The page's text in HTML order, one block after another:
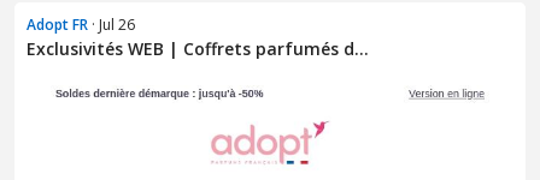
Adopt FR · Jul 26
Exclusivités WEB | Coffrets parfumés d...